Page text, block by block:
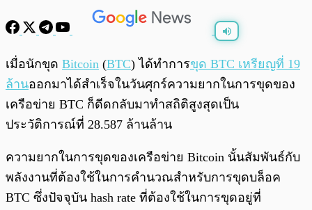
/ 0:00
เมื่อนักขุด Bitcoin (BTC) ได้ทำการขุด BTC เหรียญที่ 19
ล้านออกมาได้สำเร็จในวันศุกร์ความยากในการขุดของ
เครือข่าย BTC ก็ดีดกลับมาทำสถิติสูงสุดเป็น
ประวัติการณ์ที่ 28.587 ล้านล้าน
ความยากในการขุดของเครือข่าย Bitcoin นั้นสัมพันธ์กับ
พลังงานที่ต้องใช้ในการคำนวณสำหรับการขุดบล็อค
BTC ซึ่งปัจจุบัน hash rate ที่ต้องใช้ในการขุดอยู่ที่